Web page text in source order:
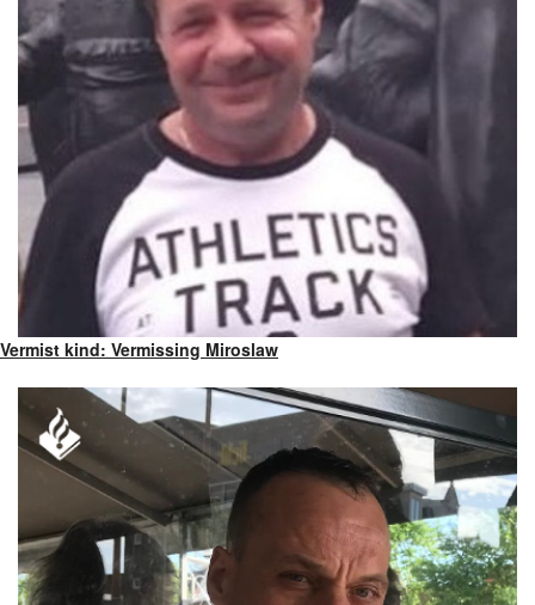
Vermist kind: Vermissing Miroslaw